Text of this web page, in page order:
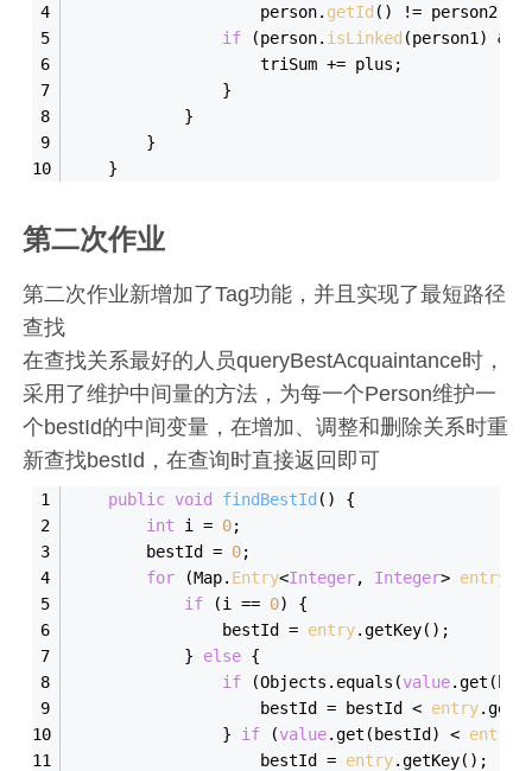
                    person.
getId () != person2.
if (person. isLinked (person1) &&
                    triSum += plus;
                }
            }
        }
    }
第二次作业
第二次作业新增加了Tag功能，并且实现了最短路径
查找
在查找关系最好的人员queryBestAcquaintance时，
采用了维护中间量的方法，为每一个Person维护一
个bestId的中间变量，在增加、调整和删除关系时重
新查找bestId，在查询时直接返回即可
public void findBestId ()
{
int i = 0;
        bestId =
0;
for (Map. Entry<Integer, Integer> entry
if (i == 0) {
                bestId =
entry.getKey();
            }
else {
if (Objects.equals(value
                    bestId = bestId <
entry
                }
if (value.get(bestId) < entry
                    bestId =
entry.getKey();